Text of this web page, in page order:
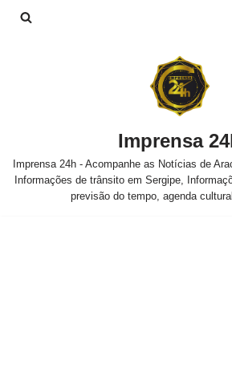
Imprensa
Imprensa 24h - Acompanhe as Notícias de
Informações de trânsito em Sergipe,
previsão do tempo, agenda